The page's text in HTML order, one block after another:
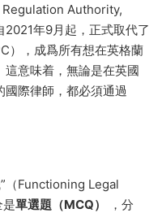
Regulation Authority,
2021年9月起，正式取代了
），成爲所有想在英格蘭
意味着，無論是在英國
際律師，都必須通過
”（Functioning Legal
單選題（MCQ）
，分